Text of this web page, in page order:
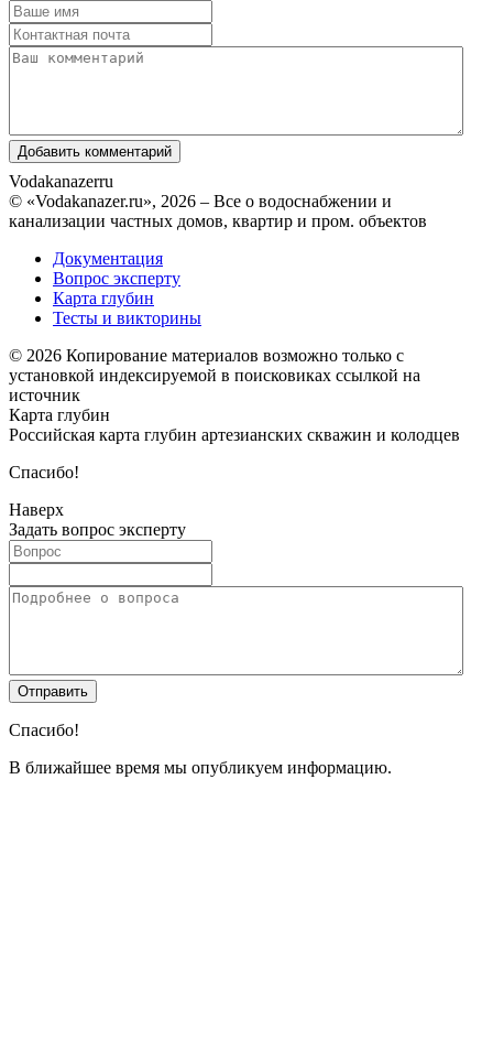
Vodakanazerru
© «Vodakanazer.ru», 2026 – Все о водоснабжении и
канализации частных домов, квартир и пром. объектов
Документация
Вопрос эксперту
Карта глубин
Тесты и викторины
© 2026 Копирование материалов возможно только с
установкой индексируемой в поисковиках ссылкой на
источник
Карта глубин
Российская карта глубин артезианских скважин и колодцев
Спасибо!
Наверх
Задать вопрос эксперту
Спасибо!
В ближайшее время мы опубликуем информацию.